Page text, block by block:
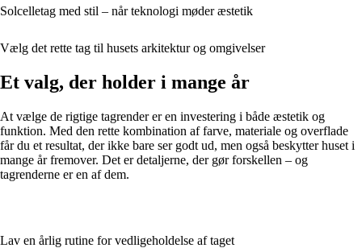
Solcelletag med stil – når teknologi møder æstetik
Vælg det rette tag til husets arkitektur og omgivelser
Et valg, der holder i mange år
At vælge de rigtige tagrender er en investering i både æstetik og
funktion. Med den rette kombination af farve, materiale og overflade
får du et resultat, der ikke bare ser godt ud, men også beskytter huset i
mange år fremover. Det er detaljerne, der gør forskellen – og
tagrenderne er en af dem.
Lav en årlig rutine for vedligeholdelse af taget